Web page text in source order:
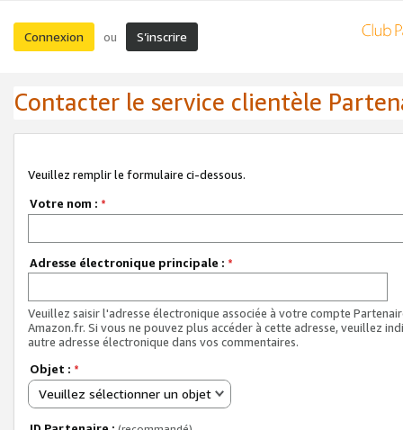
Connexion ou S’inscrire
Contacter le service clientèle
Veuillez remplir le formulaire ci-dessous.
Votre nom : *
Adresse électronique principale : *
Veuillez saisir l'adresse électronique associée à votre compte
Amazon.fr. Si vous ne pouvez plus accéder à cette adresse, veuillez
autre adresse électronique dans vos commentaires.
Objet : *
Veuillez sélectionner un objet